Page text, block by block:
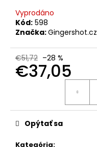
Vyprodáno
Kód: 598
Značka:Gingershot.cz
€51,72 –28 %
€37,05
Kategória:
Opýtať sa
O
d
p
r
ú
č
e